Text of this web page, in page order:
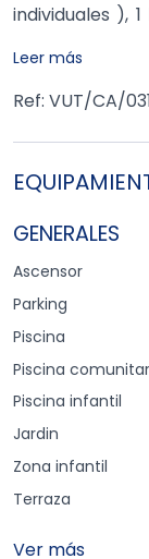
individuales ),
dispone de
salida directa a
Leer más
Ref: VUT/CA/
GENERALES
Ascensor
Parking
Piscina
Piscina
Piscina infantil
Jardin
Zona infantil
Terraza
Ver más